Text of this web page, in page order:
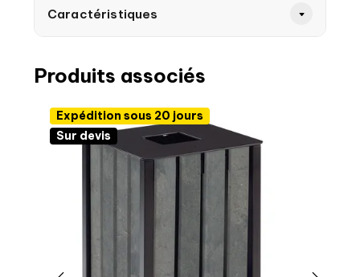
Caractéristiques
Produits associés
Expédition sous 20 jours
Sur devis